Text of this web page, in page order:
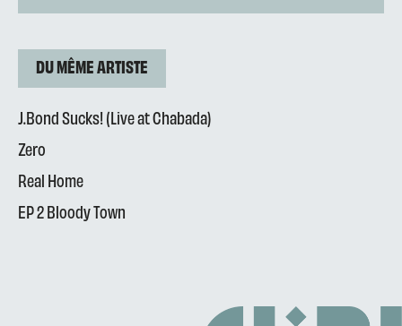
DU MÊME ARTISTE
J.Bond Sucks! (Live at Chabada)
Zero
Real Home
EP 2 Bloody Town